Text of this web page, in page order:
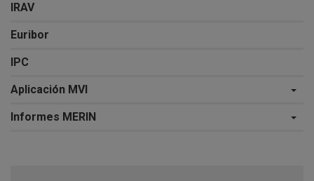
IRAV
Euribor
IPC
Aplicación MVI
Informes MERIN